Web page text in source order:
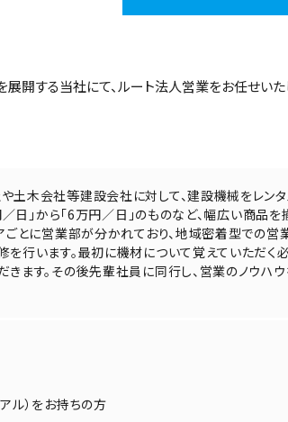
開する当社にて、ルート法人営業をお任せいた
土木会社等建設会社に対して、建設機械をレン
／日」から「6万円／日」のものなど、幅広い商品
ごとに営業部が分かれており、地域密着型での営
行います。最初に機材について覚えていただく
ます。その後先輩社員に同行し、営業のノウハ
ル）をお持ちの方